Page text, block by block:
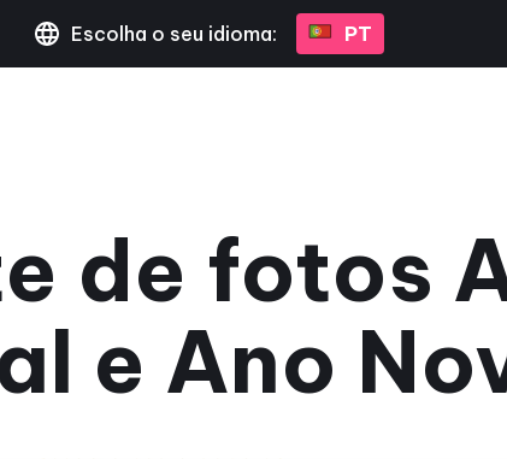
Escolha o seu idioma: PT
de fotos
e Ano